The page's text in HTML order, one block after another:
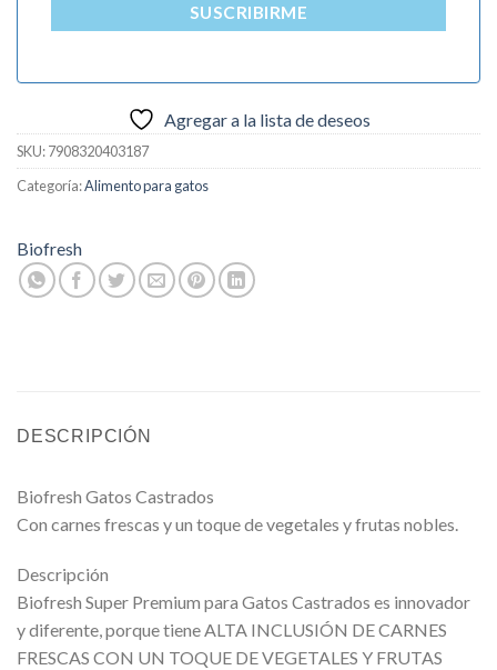
SUSCRIBIRME
Agregar a la lista de deseos
SKU:7908320403187
Categoría:Alimento para gatos
Biofresh
DESCRIPCIÓN
Biofresh Gatos Castrados
Con carnes frescas y un toque de vegetales y frutas nobles.
Descripción
Biofresh Super Premium para Gatos Castrados es innovador
y diferente, porque tiene ALTA INCLUSIÓN DE CARNES
FRESCAS CON UN TOQUE DE VEGETALES Y FRUTAS